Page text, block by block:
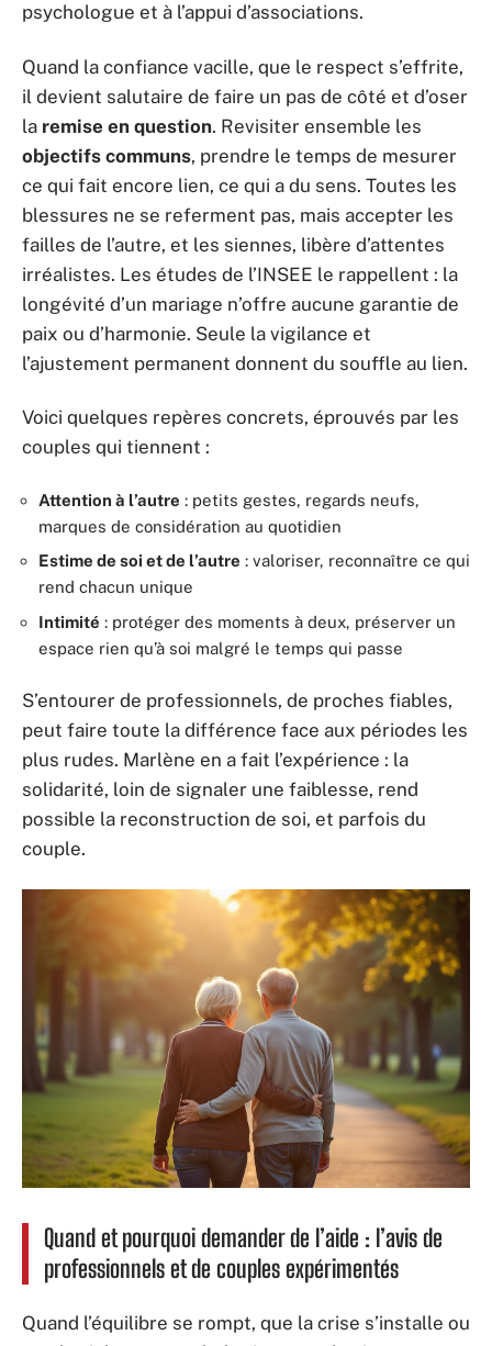
psychologue et à l’appui d’associations.
Quand la confiance vacille, que le respect s’effrite,
il devient salutaire de faire un pas de côté et d’oser
la remise en question. Revisiter ensemble les
objectifs communs, prendre le temps de mesurer
ce qui fait encore lien, ce qui a du sens. Toutes les
blessures ne se referment pas, mais accepter les
failles de l’autre, et les siennes, libère d’attentes
irréalistes. Les études de l’INSEE le rappellent : la
longévité d’un mariage n’offre aucune garantie de
paix ou d’harmonie. Seule la vigilance et
l’ajustement permanent donnent du souffle au lien.
Voici quelques repères concrets, éprouvés par les
couples qui tiennent :
Attention à l’autre : petits gestes, regards neufs,
marques de considération au quotidien
Estime de soi et de l’autre : valoriser, reconnaître ce qui
rend chacun unique
Intimité : protéger des moments à deux, préserver un
espace rien qu’à soi malgré le temps qui passe
S’entourer de professionnels, de proches fiables,
peut faire toute la différence face aux périodes les
plus rudes. Marlène en a fait l’expérience : la
solidarité, loin de signaler une faiblesse, rend
possible la reconstruction de soi, et parfois du
couple.
Quand et pourquoi demander de l’aide : l’avis de
professionnels et de couples expérimentés
Quand l’équilibre se rompt, que la crise s’installe ou